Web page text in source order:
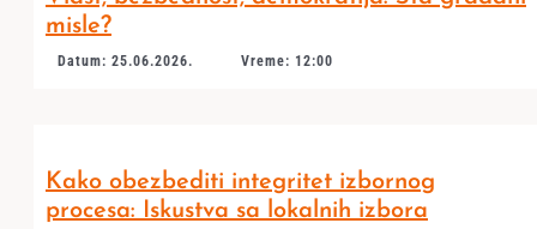
misle?
Datum: 25.06.2026. Vreme: 12:00
Kako obezbediti integritet izbornog
procesa: Iskustva sa lokalnih izbora